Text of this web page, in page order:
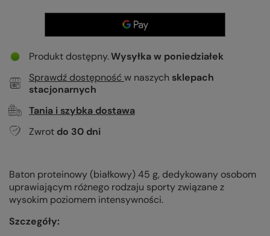
Produkt dostępny Wysyłkaw poniedziałek
Sprawdź dostępność w naszych sklepach
stacjonarnych
Tania i szybka dostawa
Zwrot do 30 dni
Baton proteinowy (białkowy) 45 g, dedykowany osobom
uprawiającym różnego rodzaju sporty związane z
wysokim poziomem intensywności.
Szczegóły: